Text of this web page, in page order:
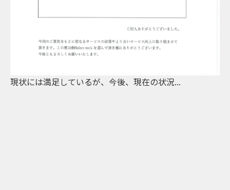
LINEで、毎日の作業内容を写真付きで報...